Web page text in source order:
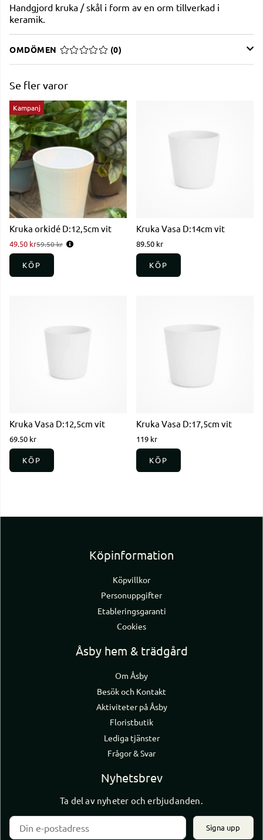
Handgjord kruka / skål i form av en orm tillverkad i
keramik.
OMDÖMEN MEDELBETYG 0 AV 5 ANTAL BETYG 0
(0)
Se fler varor
Kampanj
Kruka orkidé D:12,5cm vit
49.50 kr
Ordinarie pris:
59.50 kr
KÖP
Kruka Vasa D:14cm vit
89.50 kr
KÖP
Kruka Vasa D:12,5cm vit
69.50 kr
KÖP
Kruka Vasa D:17,5cm vit
119 kr
KÖP
Köpinformation
Köpvillkor
Personuppgifter
Etableringsgaranti
Cookies
Åsby hem & trädgård
Om Åsby
Besök och Kontakt
Aktiviteter på Åsby
Floristbutik
Lediga tjänster
Frågor & Svar
Nyhetsbrev
Ta del av nyheter och erbjudanden.
Signa upp